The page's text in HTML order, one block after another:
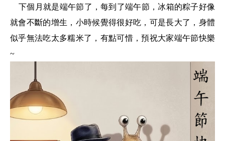
下個月就是端午節了，每到了端午節，冰箱的粽子好像
就會不斷的增生，小時候覺得很好吃，可是長大了，身體
似乎無法吃太多糯米了，有點可惜，預祝大家端午節快樂
~